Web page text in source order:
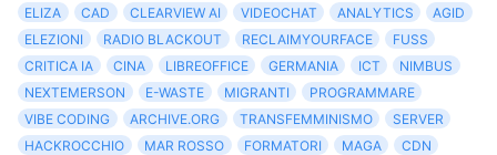
ELIZA
CAD CLEARVIEW AI VIDEOCHAT ANALYTICS
AGID
ELEZIONI
RADIO BLACKOUT RECLAIMYOURFACE
FUSS
CRITICA IA
CINA LIBREOFFICE GERMANIA ICT
NIMBUS
NEXTEMERSON
E-WASTE MIGRANTI
PROGRAMMARE
VIBE CODING
ARCHIVE.ORG TRANSFEMMINISMO
SERVER
HACKROCCHIO
MAR ROSSO FORMATORI MAGA
CDN